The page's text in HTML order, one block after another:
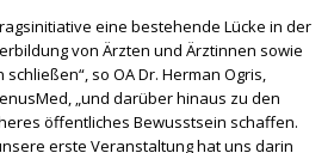
eine bestehende Lücke in der
von Ärzten und Ärztinnen sowie
so OA Dr. Herman Ogris,
„und darüber hinaus zu den
öffentliches Bewusstsein schaffen.
erste Veranstaltung hat uns darin